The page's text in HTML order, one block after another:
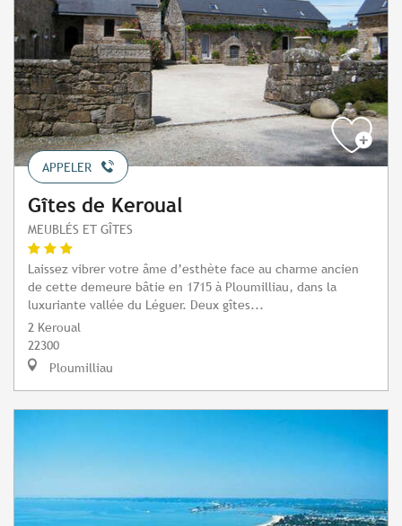
APPELER
Gîtes de Keroual
MEUBLÉS ET GÎTES
Laissez vibrer votre âme d’esthète face au charme ancien
de cette demeure bâtie en 1715 à Ploumilliau, dans la
luxuriante vallée du Léguer. Deux gîtes...
2 Keroual
22300
Ploumilliau